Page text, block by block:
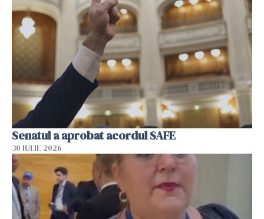
Senatul a aprobat acordul SAFE
30 IULIE 2026